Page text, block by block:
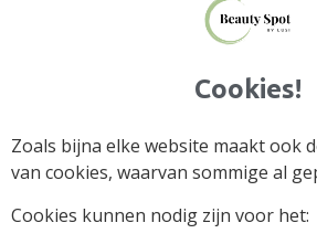
Behandelingen
Cookies!
Zoals bijna elke website maakt ook
van cookies, waarvan sommige al
Cookies kunnen nodig zijn voor het: